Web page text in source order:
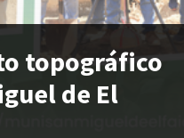
topográfico
de El